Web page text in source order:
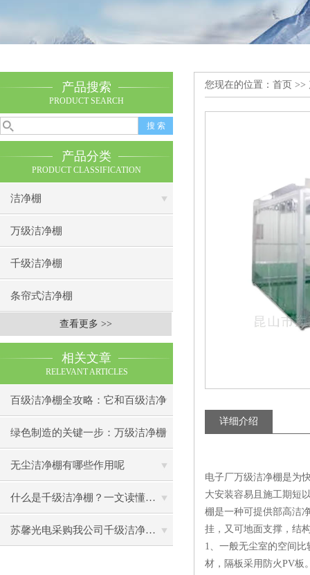
产品搜索
PRODUCT SEARCH
产品分类
PRODUCT CLASSIFICATION
洁净棚
万级洁净棚
千级洁净棚
条帘式洁净棚
查看更多 >>
相关文章
RELEVANT ARTICLES
百级洁净棚全攻略：它和百级洁净
室到底有什么区别？
绿色制造的关键一步：万级洁净棚
助力环保型半导体产业发展
无尘洁净棚有哪些作用呢
什么是千级洁净棚？一文读懂其结构特点与局部净化优势
苏馨光电采购我公司千级洁净棚普通工作台一批（7月07日）已顺利交货
您现在的位置： 首页 >>
详细介绍
电子厂万级洁净棚是为
大安装容易且施工期短
棚是一种可提供部高洁
挂，又可地面支撑，结
1、一般无尘室的空间
材，隔板采用防火PV板